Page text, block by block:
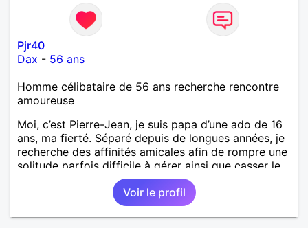
Pjr40
Dax - 56 ans
Homme célibataire de 56 ans recherche rencontre
amoureuse
Moi, c’est Pierre-Jean, je suis papa d’une ado de 16
ans, ma fierté. Séparé depuis de longues années, je
recherche des affinités amicales afin de rompre une
solitude parfois difficile à gérer ainsi que casser le
vague à l’âme. L’amitié reste extrêmement
importante à mes yeux mais peut se décliner en des
sentiments plus puissants. « Le temps fera son
œuvre » disait Arthur Schopenhauer, philosophe
Voir le profil